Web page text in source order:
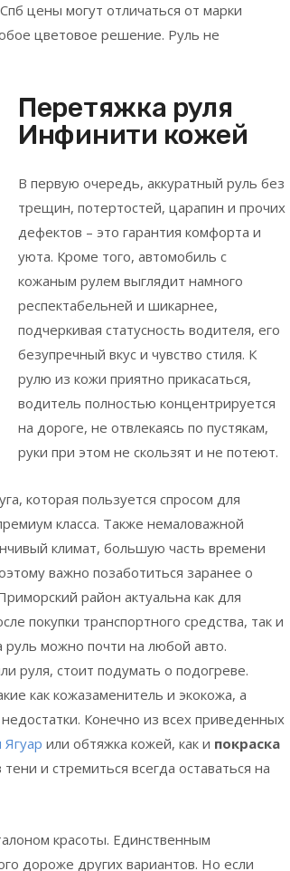
цены могут отличаться от марки
цветовое решение. Руль не
Перетяжка руля
Инфинити кожей
В первую очередь, аккуратный руль без
трещин, потертостей, царапин и прочих
дефектов – это гарантия комфорта и
уюта. Кроме того, автомобиль с
кожаным рулем выглядит намного
респектабельней и шикарнее,
подчеркивая статусность водителя, его
безупречный вкус и чувство стиля. К
рулю из кожи приятно прикасаться,
водитель полностью концентрируется
на дороге, не отвлекаясь по пустякам,
руки при этом не скользят и не потеют.
которая пользуется спросом для
класса. Также немаловажной
климат, большую часть времени
важно позаботиться заранее о
район актуальна как для
покупки транспортного средства, так и
можно почти на любой авто.
руля, стоит подумать о подогреве.
как кожазаменитель и экокожа, а
Конечно из всех приведенных
или обтяжка кожей, как и покраска
и стремиться всегда оставаться на
красоты. Единственным
дороже других вариантов. Но если